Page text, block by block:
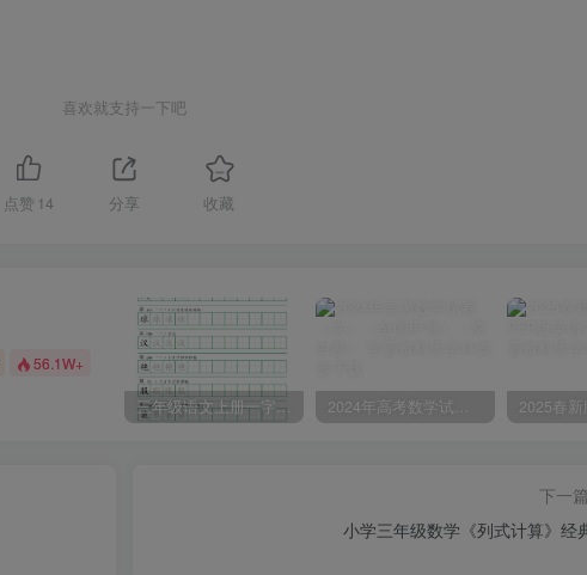
喜欢就支持一下吧
点赞 14 分享 收藏
56.1W+
三年级语文上册一字三描红写字表字帖 2024年高考数学试卷（文）（全国甲卷）（空白卷）
下一篇
小学三年级数学《列式计算》经